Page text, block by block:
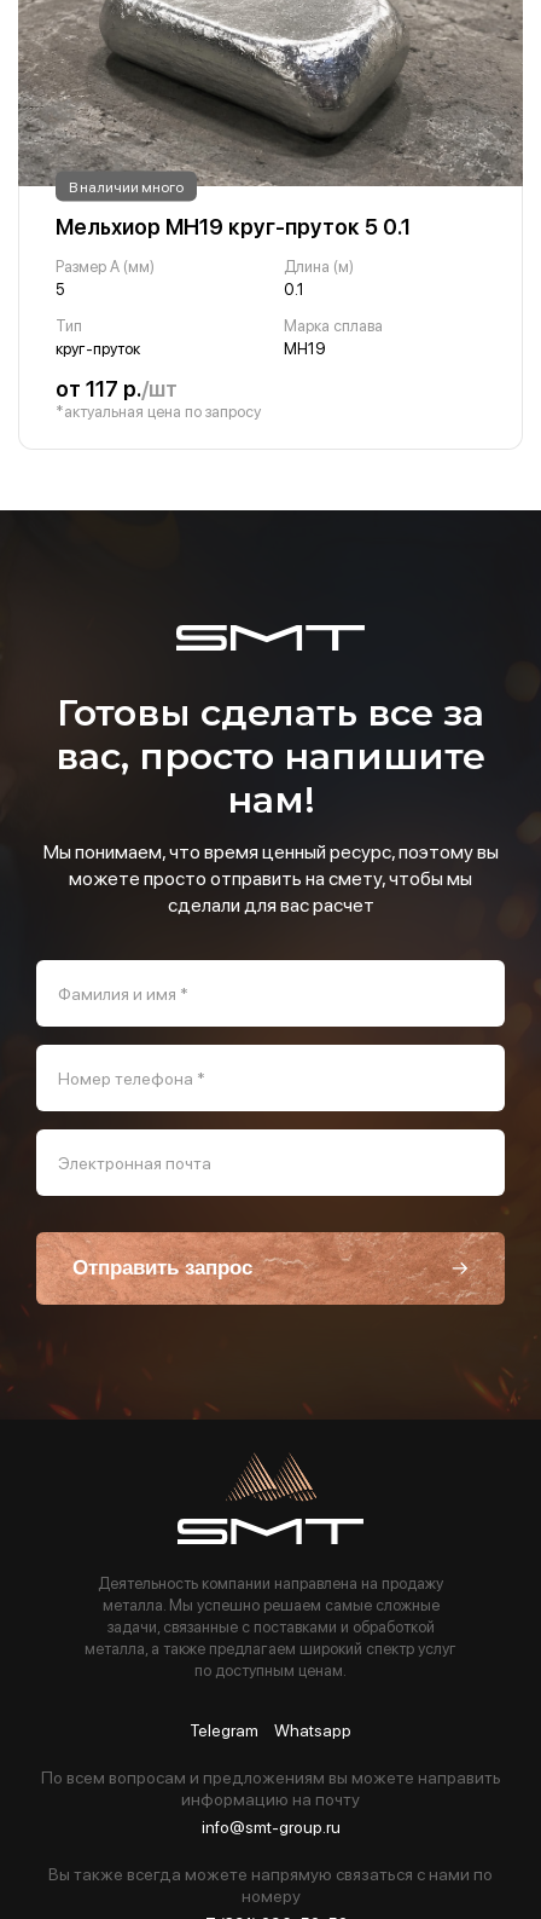
В наличии много
Мельхиор МН19 круг-пруток 5 0.1
Размер A (мм)
5
Длина (м)
0.1
Тип
круг-пруток
Марка сплава
МН19
от 117 р./шт
*актуальная цена по запросу
Готовы сделать все за
вас, просто напишите
нам!
Мы понимаем, что время ценный ресурс, поэтому вы
можете просто отправить на смету, чтобы мы
сделали для вас расчет
Фамилия и имя *
Номер телефона *
Электронная почта
Отправить запрос
Пользуясь данной формой вы соглашаетесь с политикой компании
Деятельность компании направлена на продажу
металла. Мы успешно решаем самые сложные
задачи, связанные с поставками и обработкой
металла, а также предлагаем широкий спектр услуг
по доступным ценам.
Telegram Whatsapp
По всем вопросам и предложениям вы можете направить
информацию на почту
info@smt-group.ru
Вы также всегда можете напрямую связаться с нами по
номеру